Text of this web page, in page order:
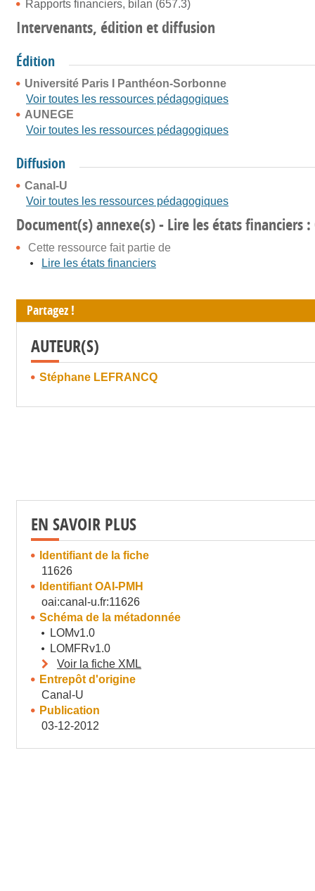
Rapports financiers, bilan (657.3)
Intervenants, édition et diffusion
Édition
Université Paris I Panthéon-Sorbonne
Voir toutes les ressources pédagogiques
AUNEGE
Voir toutes les ressources pédagogiques
Diffusion
Canal-U
Voir toutes les ressources pédagogiques
Document(s) annexe(s) - Lire les états financiers
Cette ressource fait partie de
Lire les états financiers
Partagez !
AUTEUR(S)
Stéphane LEFRANCQ
EN SAVOIR PLUS
Identifiant de la fiche
11626
Identifiant OAI-PMH
oai:canal-u.fr:11626
Schéma de la métadonnée
LOMv1.0
LOMFRv1.0
Voir la fiche XML
Entrepôt d'origine
Canal-U
Publication
03-12-2012